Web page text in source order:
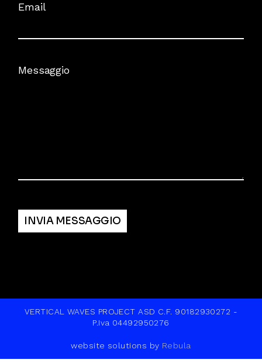
Email
Messaggio
INVIA MESSAGGIO
VERTICAL WAVES PROJECT ASD C.F. 90182930272 -
P.Iva 04492950276
website solutions by Rebula